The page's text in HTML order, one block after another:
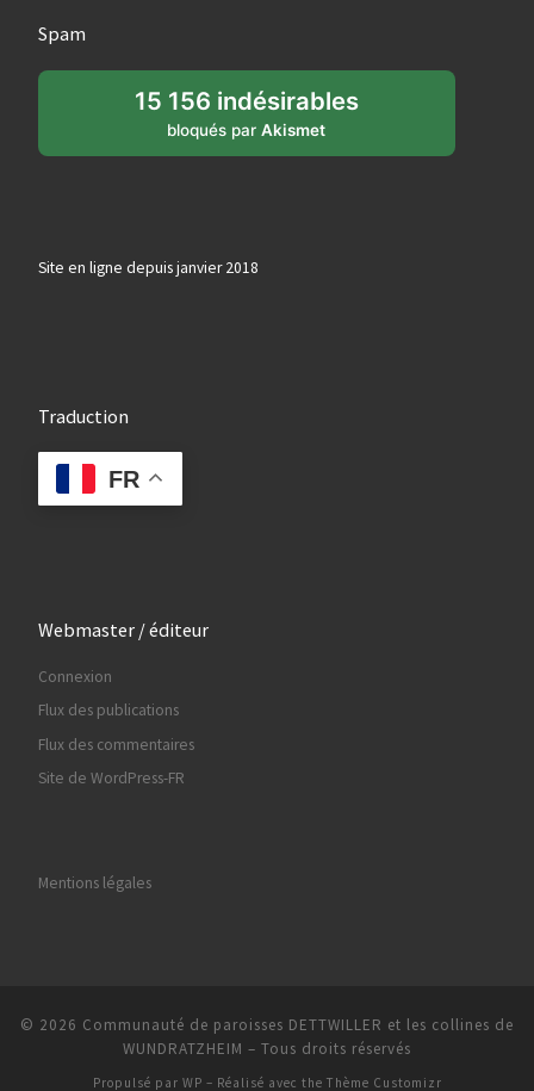
Spam
15 156 indésirables
bloqués parAkismet
Site en ligne depuis janvier 2018
Traduction
FR
Webmaster / éditeur
Connexion
Flux des publications
Flux des commentaires
Site de WordPress-FR
Mentions légales
© 2026 Communauté de paroisses DETTWILLER et les collines de
WUNDRATZHEIM – Tous droits réservés
Propulsé par WP – Réalisé avec the Thème Customizr